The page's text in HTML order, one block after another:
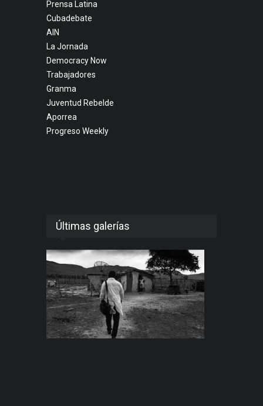
Prensa Latina
Cubadebate
AIN
La Jornada
Democracy Now
Trabajadores
Granma
Juventud Rebelde
Aporrea
Progreso Weekly
Últimas galerías